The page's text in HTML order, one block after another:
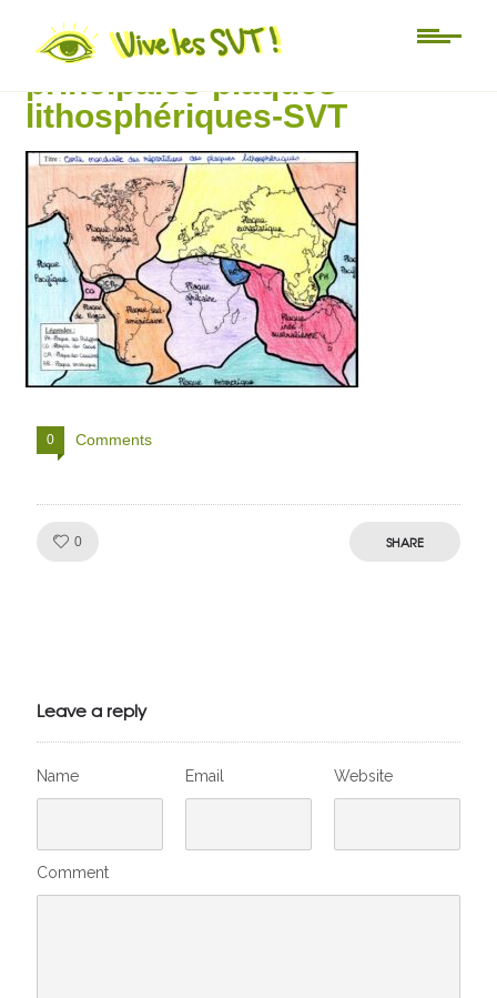
carte-mondiale-des-
principales-plaques-
lithosphériques-SVT
0 Comments
0 SHARE
Leave a reply
Name Email Website
Comment